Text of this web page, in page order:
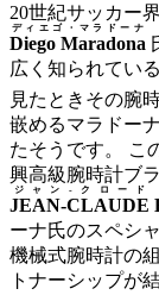
20世紀サッカー
Diego Maradona
ディエゴ・マラドーナ
広く知られてい
見たときその腕
嵌めるマラドー
たそうです。 こ
興高級腕時計ブ
JEAN-CLAUDE
ジャン-クロード
ーナ氏のスペシ
機械式腕時計の
トナーシップが